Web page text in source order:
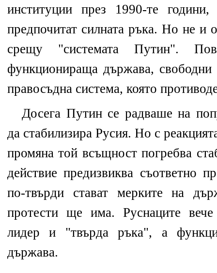
институции през 1990-те
предпочитат силната ръка. Но не и
срещу "системата Путин".
функционираща държава,
правосъдна система, която
Досега Путин се радваше на
да стабилизира Русия. Но с
промяна той всъщност погребва
действие предизвиква съответно
по-твърди стават мерките на
протести ще има. Руснаците вече
лидер и "твърда ръка", а
държава.